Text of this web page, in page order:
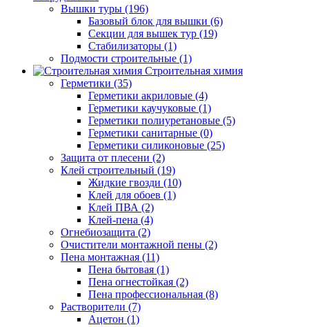
Вышки туры (196)
Базовый блок для вышки (6)
Секции для вышек тур (19)
Стабилизаторы (1)
Подмости строительные (1)
Строительная химия
Герметики (35)
Герметики акриловые (4)
Герметики каучуковые (1)
Герметики полиуретановые (5)
Герметики санитарные (0)
Герметики силиконовые (25)
Защита от плесени (2)
Клей строительный (19)
Жидкие гвозди (10)
Клей для обоев (1)
Клей ПВА (2)
Клей-пена (4)
Огнебиозащита (2)
Очистители монтажной пены (2)
Пена монтажная (11)
Пена бытовая (1)
Пена огнестойкая (2)
Пена профессиональная (8)
Растворители (7)
Ацетон (1)